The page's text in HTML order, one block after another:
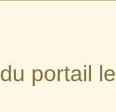
portail